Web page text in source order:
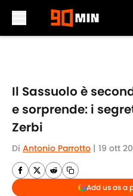
Il Sassuolo è
e sorprende: i
Zerbi
Di Antonio Parrotto | 19 ott
Add us as a